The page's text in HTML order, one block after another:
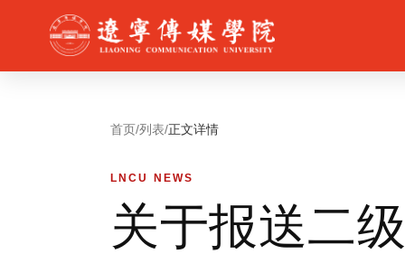
首页/列表/正文详情
LNCU NEWS
关于报送二